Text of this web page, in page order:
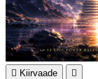
 Kiirvaade 